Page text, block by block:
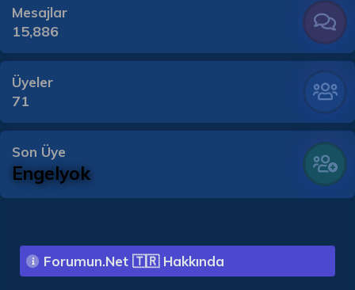
Mesajlar
15,886
Üyeler
71
Son Üye
Engelyok
Forumun.Net 🇹🇷 Hakkında